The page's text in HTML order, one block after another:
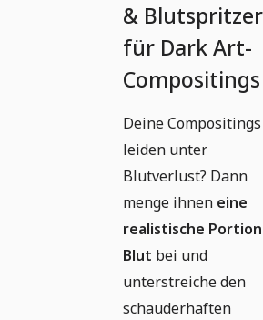
&
für Dark Art-
Compositings
Deine Compositings
leiden unter
Blutverlust? Dann
menge ihnen eine
realistische Portion
Blut bei und
unterstreiche den
schauderhaften